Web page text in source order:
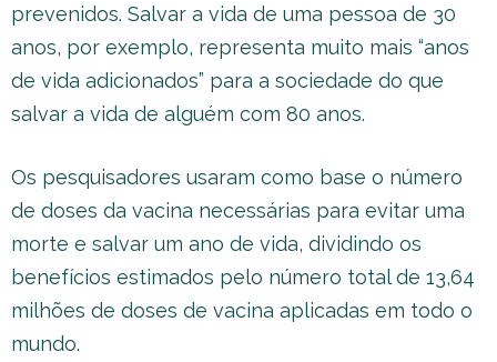
prevenidos. Salvar a vida de uma pessoa de 30
anos, por exemplo, representa muito mais “anos
de vida adicionados” para a sociedade do que
salvar a vida de alguém com 80 anos.
Os pesquisadores usaram como base o número
de doses da vacina necessárias para evitar uma
morte e salvar um ano de vida, dividindo os
benefícios estimados pelo número total de 13,64
milhões de doses de vacina aplicadas em todo o
mundo.